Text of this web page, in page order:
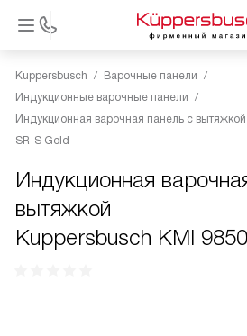
Kuppersbusch
Варочные панели
Индукционные варочные панели
Индукционная варочная панель с
SR-S Gold
Индукционная
вытяжкой
Kuppersbusch KMI